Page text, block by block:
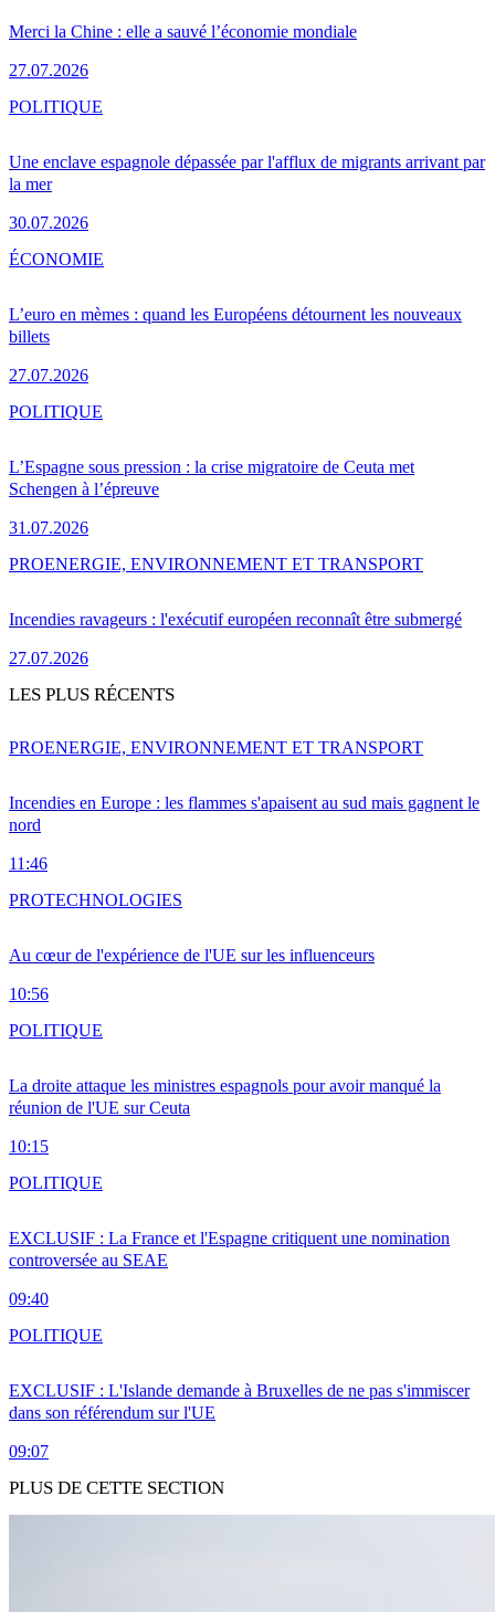
Merci la Chine : elle a sauvé l’économie mondiale
27.07.2026
Une enclave espagnole dépassée par l'afflux de migrants arrivant par
la mer
30.07.2026
POLITIQUE
L’euro en mèmes : quand les Européens détournent les nouveaux
billets
27.07.2026
ÉCONOMIE
L’Espagne sous pression : la crise migratoire de Ceuta met
Schengen à l’épreuve
31.07.2026
POLITIQUE
Incendies ravageurs : l'exécutif européen reconnaît être submergé
27.07.2026
PROENERGIE, ENVIRONNEMENT ET TRANSPORT
LES PLUS RÉCENTS
Incendies en Europe : les flammes s'apaisent au sud mais gagnent le
nord
11:46
PROENERGIE, ENVIRONNEMENT ET TRANSPORT
Au cœur de l'expérience de l'UE sur les influenceurs
10:56
PROTECHNOLOGIES
La droite attaque les ministres espagnols pour avoir manqué la
réunion de l'UE sur Ceuta
10:15
POLITIQUE
EXCLUSIF : La France et l'Espagne critiquent une nomination
controversée au SEAE
09:40
POLITIQUE
EXCLUSIF : L'Islande demande à Bruxelles de ne pas s'immiscer
dans son référendum sur l'UE
09:07
POLITIQUE
PLUS DE CETTE SECTION